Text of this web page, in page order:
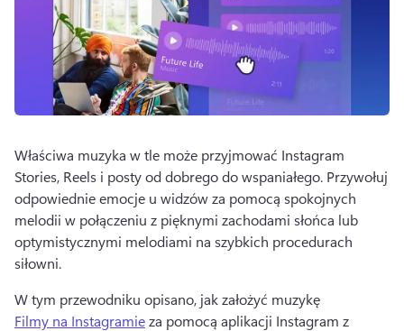
Właściwa muzyka w tle może przyjmować Instagram
Stories, Reels i posty od dobrego do wspaniałego. Przywołuj
odpowiednie emocje u widzów za pomocą spokojnych
melodii w połączeniu z pięknymi zachodami słońca lub
optymistycznymi melodiami na szybkich procedurach
siłowni.
W tym przewodniku opisano, jak założyć muzykę
Filmy na Instagramie za pomocą aplikacji Instagram z